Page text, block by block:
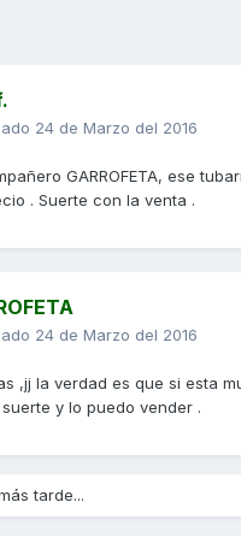
24 de Marzo del 2016
GARROFETA, ese
. Suerte con la venta .
24 de Marzo del 2016
,jj la verdad es que si esta
y lo puedo vender .
tarde...